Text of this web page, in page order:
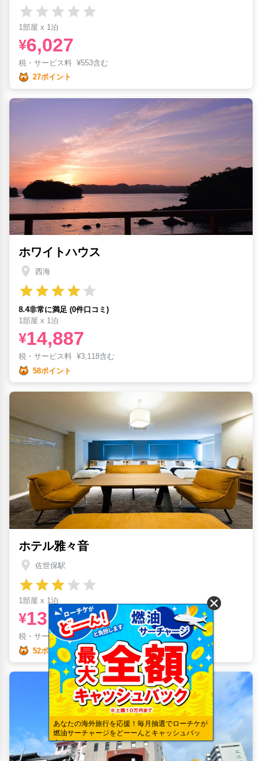
1部屋 x 1泊
¥6,027
税・サービス料 ¥553含む
27ポイント
ホワイトハウス
西海
8.4非常に満足 (0件口コミ)
1部屋 x 1泊
¥14,887
税・サービス料 ¥3,118含む
58ポイント
ホテル雅々音
佐世保駅
1部屋 x 1泊
¥13,405
税・サービス料 ¥2,808含む
52ポイント
あなたの海外旅行を応援！毎月抽選でローチケが
燃油サーチャージをどーーんとキャッシュバッ
ク！